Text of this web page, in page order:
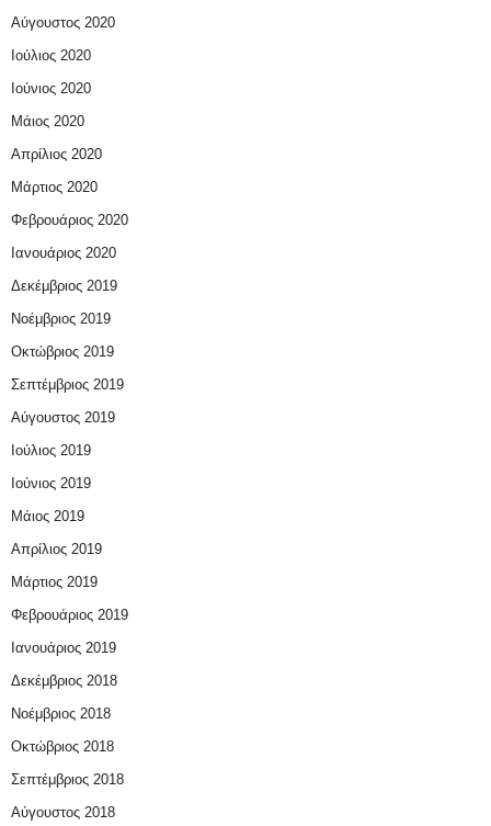
Αύγουστος 2020
Ιούλιος 2020
Ιούνιος 2020
Μάιος 2020
Απρίλιος 2020
Μάρτιος 2020
Φεβρουάριος 2020
Ιανουάριος 2020
Δεκέμβριος 2019
Νοέμβριος 2019
Οκτώβριος 2019
Σεπτέμβριος 2019
Αύγουστος 2019
Ιούλιος 2019
Ιούνιος 2019
Μάιος 2019
Απρίλιος 2019
Μάρτιος 2019
Φεβρουάριος 2019
Ιανουάριος 2019
Δεκέμβριος 2018
Νοέμβριος 2018
Οκτώβριος 2018
Σεπτέμβριος 2018
Αύγουστος 2018